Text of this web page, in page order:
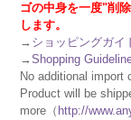
ゴの中身を一度"削
します。
→ ショッピングガイ
→Shopping
No additional import
Product will be
more（ http://